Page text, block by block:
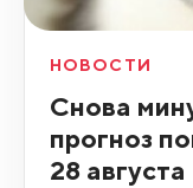
НОВОСТИ
Снова
прогноз
28 августа